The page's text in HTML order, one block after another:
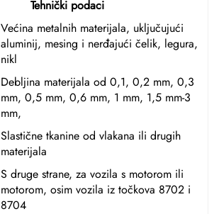
Tehnički podaci
Većina metalnih materijala, uključujući
aluminij, mesing i nerđajući čelik, legura,
nikl
Debljina materijala od 0,1, 0,2 mm, 0,3
mm, 0,5 mm, 0,6 mm, 1 mm, 1,5 mm-3
mm,
Slastične tkanine od vlakana ili drugih
materijala
S druge strane, za vozila s motorom ili
motorom, osim vozila iz točkova 8702 i
8704